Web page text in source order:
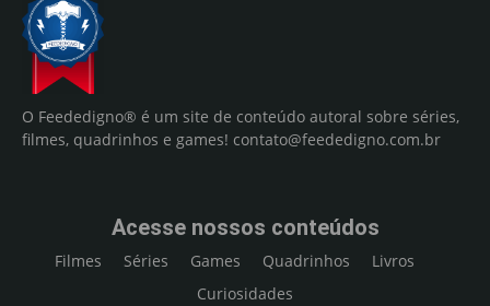
O Feededigno® é um site de conteúdo autoral sobre séries,
filmes, quadrinhos e games! contato@feededigno.com.br
Acesse nossos conteúdos
Filmes Séries Games Quadrinhos
Livros
Curiosidades